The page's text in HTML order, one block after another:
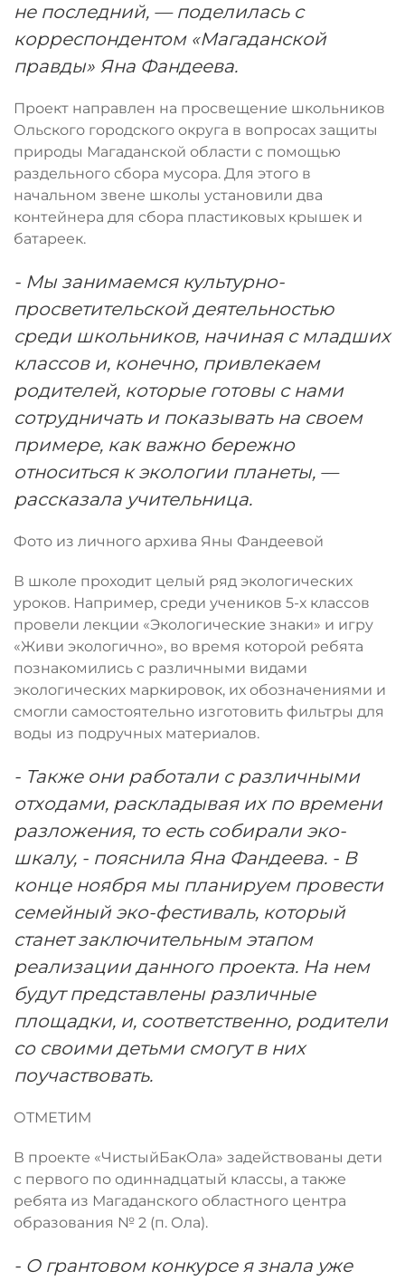
не последний, — поделилась с
корреспондентом «Магаданской
правды» Яна Фандеева.
Проект направлен на просвещение школьников
Ольского городского округа в вопросах защиты
природы Магаданской области с помощью
раздельного сбора мусора. Для этого в
начальном звене школы установили два
контейнера для сбора пластиковых крышек и
батареек.
- Мы занимаемся культурно-
просветительской деятельностью
среди школьников, начиная с младших
классов и, конечно, привлекаем
родителей, которые готовы с нами
сотрудничать и показывать на своем
примере, как важно бережно
относиться к экологии планеты, —
рассказала учительница.
Фото из личного архива Яны Фандеевой
В школе проходит целый ряд экологических
уроков. Например, среди учеников 5-х классов
провели лекции «Экологические знаки» и игру
«Живи экологично», во время которой ребята
познакомились с различными видами
экологических маркировок, их обозначениями и
смогли самостоятельно изготовить фильтры для
воды из подручных материалов.
- Также они работали с различными
отходами, раскладывая их по времени
разложения, то есть собирали эко-
шкалу, - пояснила Яна Фандеева. - В
конце ноября мы планируем провести
семейный эко-фестиваль, который
станет заключительным этапом
реализации данного проекта. На нем
будут представлены различные
площадки, и, соответственно, родители
со своими детьми смогут в них
поучаствовать.
ОТМЕТИМ
В проекте «ЧистыйБакОла» задействованы дети
с первого по одиннадцатый классы, а также
ребята из Магаданского областного центра
образования № 2 (п. Ола).
- О грантовом конкурсе я знала уже